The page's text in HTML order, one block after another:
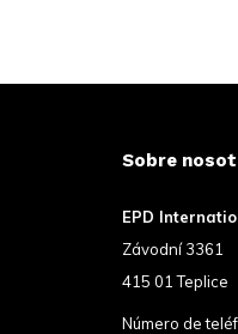
Sobre
EPD
Závodní 3361
415 01 Teplice
Número de